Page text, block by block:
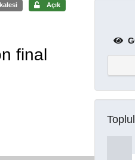
Açık
final